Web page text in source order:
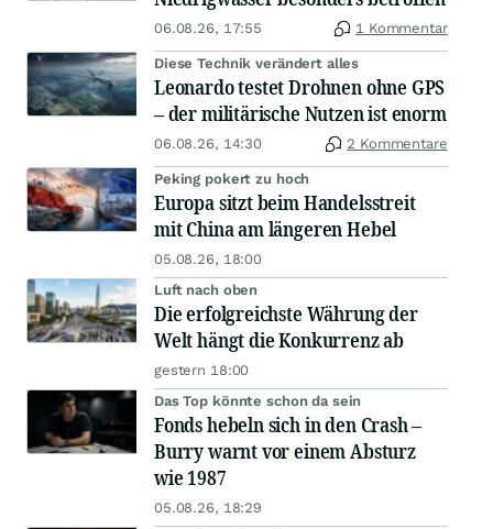
06.08.26, 17:55 1 Kommentar
Diese Technik verändert alles
Leonardo testet Drohnen ohne GPS
– der militärische Nutzen ist enorm
06.08.26, 14:30 2 Kommentare
Peking pokert zu hoch
Europa sitzt beim Handelsstreit
mit China am längeren Hebel
05.08.26, 18:00
Luft nach oben
Die erfolgreichste Währung der
Welt hängt die Konkurrenz ab
gestern 18:00
Das Top könnte schon da sein
Fonds hebeln sich in den Crash –
Burry warnt vor einem Absturz
wie 1987
05.08.26, 18:29